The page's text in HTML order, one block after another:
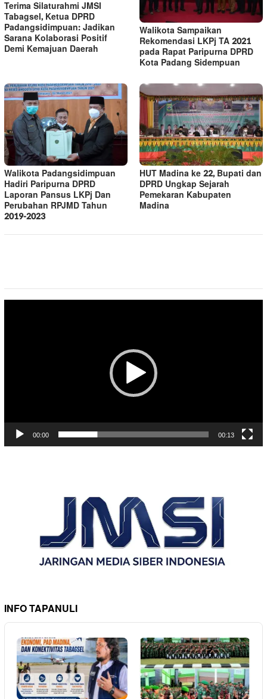
Terima Silaturahmi JMSI
Tabagsel, Ketua DPRD
Padangsidimpuan: Jadikan
Sarana Kolaborasi Positif
Demi Kemajuan Daerah
Walikota Sampaikan
Rekomendasi LKPj TA 2021
pada Rapat Paripurna DPRD
Kota Padang Sidempuan
Walikota Padangsidimpuan
Hadiri Paripurna DPRD
Laporan Pansus LKPj Dan
Perubahan RPJMD Tahun
2019-2023
HUT Madina ke 22, Bupati dan
DPRD Ungkap Sejarah
Pemekaran Kabupaten
Madina
00:00 00:13
INFO TAPANULI